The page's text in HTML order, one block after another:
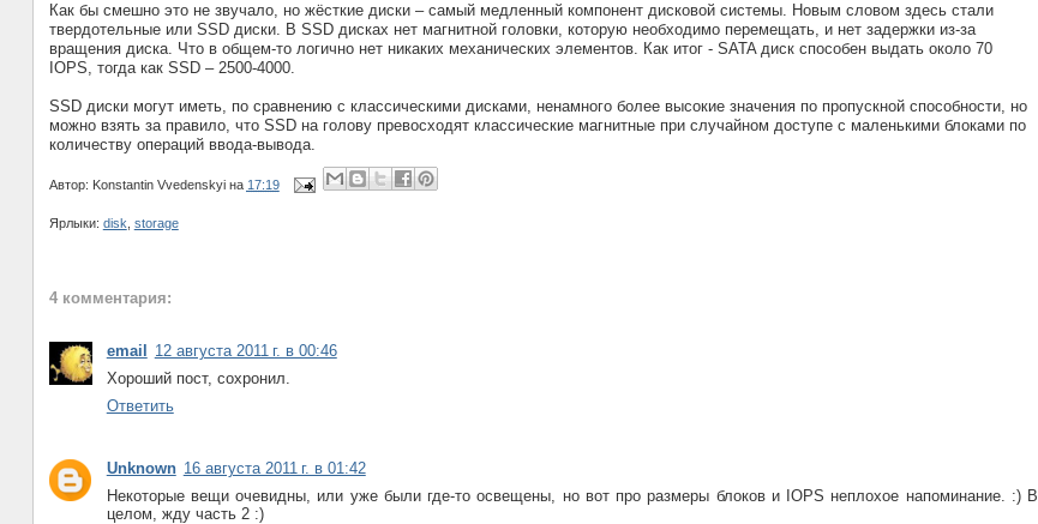
Как бы смешно это не звучало, но жёсткие диски – самый медленный компонент дисковой системы. Новым словом здесь стали
твердотельные или SSD диски. В SSD дисках нет магнитной головки, которую необходимо перемещать, и нет задержки из-за
вращения диска. Что в общем-то логично нет никаких механических элементов. Как итог - SATA диск способен выдать около 70
IOPS, тогда как SSD – 2500-4000.
SSD диски могут иметь, по сравнению с классическими дисками, ненамного более высокие значения по пропускной способности, но
можно взять за правило, что SSD на голову превосходят классические магнитные при случайном доступе с маленькими блоками по
количеству операций ввода-вывода.
Автор: Konstantin Vvedenskyi на 17:19
Ярлыки: disk storage
4 комментария:
email 12 августа 2011 г. в 00:46
Хороший пост, сохронил.
Ответить
Unknown 16 августа 2011 г. в 01:42
Некоторые вещи очевидны, или уже были где-то освещены, но вот про размеры блоков и IOPS неплохое напоминание. :) В
целом, жду часть 2 :)